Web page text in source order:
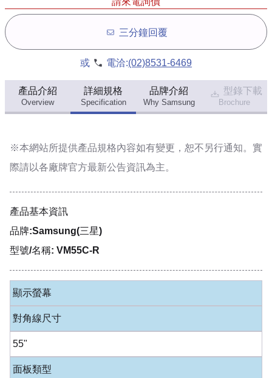
三分鐘回覆
或 電洽:(02)8531-6469
產品介紹
Overview
詳細規格
Specification
品牌介紹
Why Samsung
型錄下載
Brochure
※本網站所提供產品規格內容如有變更，恕不另行通知。實
際請以各廠牌官方最新公告資訊為主。
產品基本資訊
品牌:Samsung(三星)
型號/名稱: VM55C-R
顯示螢幕
對角線尺寸
55"
面板類型